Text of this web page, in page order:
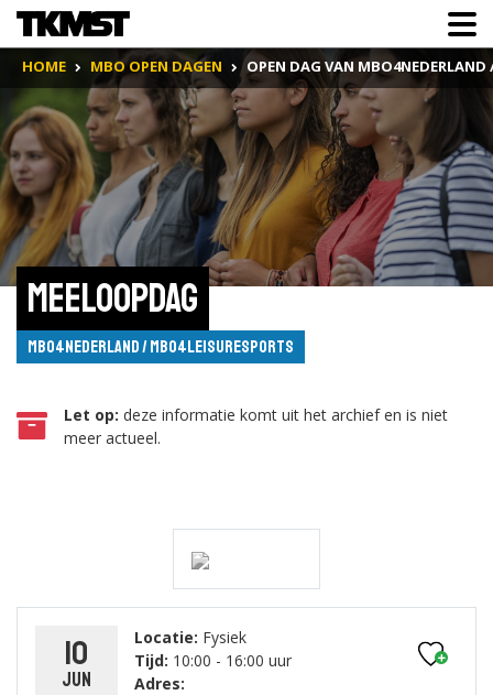
HOME MBO OPEN DAGEN OPEN DAG VAN MBO4NEDERLAND
Meeloopdag
MBO4Nederland / MBO4Leisuresports
Let op: deze informatie komt uit het archief en is niet
meer actueel.
10
jun
Locatie: Fysiek
Tijd: 10:00 - 16:00 uur
Adres: